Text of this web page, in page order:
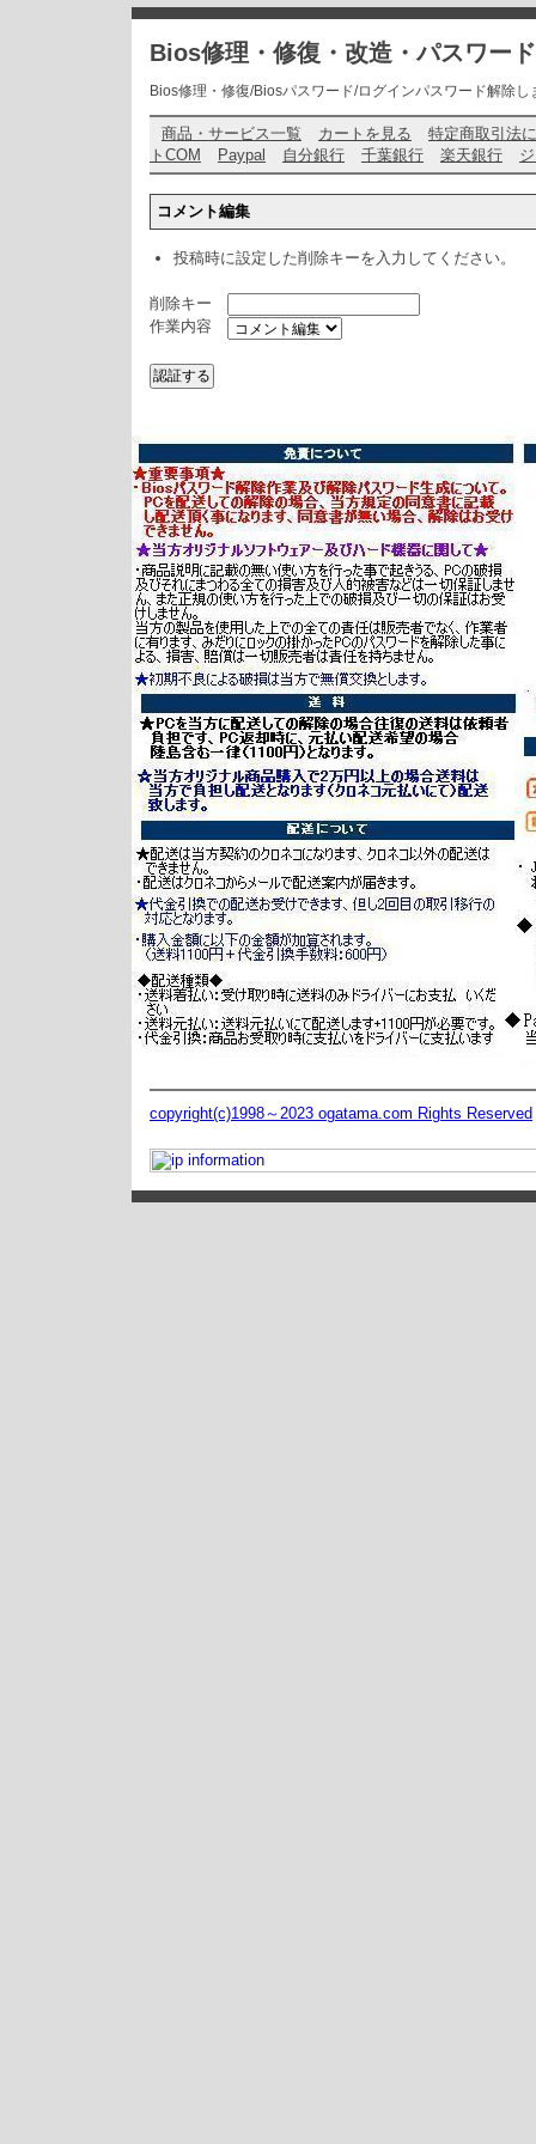
Bios修理・修復・改造・パスワー
Bios修理・修復/Biosパスワード/ログインパスワード解除
商品・サービス一覧 カートを見る
特定商取引法
トCOM
Paypal 自分銀行 千葉銀行 楽天銀行
コメント編集
投稿時に設定した削除キーを入力してください。
削除キー
作業内容
copyright(c)1998～2023 ogatama.com Rights Reserved